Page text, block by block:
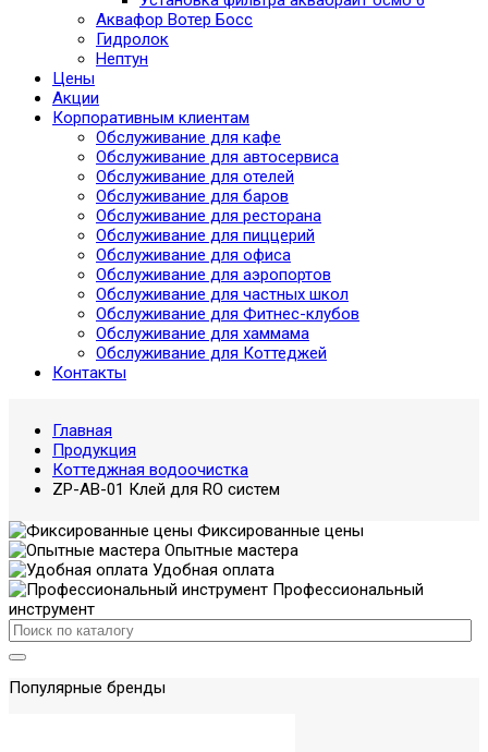
Аквафор Вотер Босс
Гидролок
Нептун
Цены
Акции
Корпоративным клиентам
Обслуживание для кафе
Обслуживание для автосервиса
Обслуживание для отелей
Обслуживание для баров
Обслуживание для ресторана
Обслуживание для пиццерий
Обслуживание для офиса
Обслуживание для аэропортов
Обслуживание для частных школ
Обслуживание для Фитнес-клубов
Обслуживание для хаммама
Обслуживание для Коттеджей
Контакты
Главная
Продукция
Коттеджная водоочистка
ZP-AB-01 Клей для RO систем
Фиксированные цены
Опытные мастера
Удобная оплата
Профессиональный
инструмент
Популярные бренды